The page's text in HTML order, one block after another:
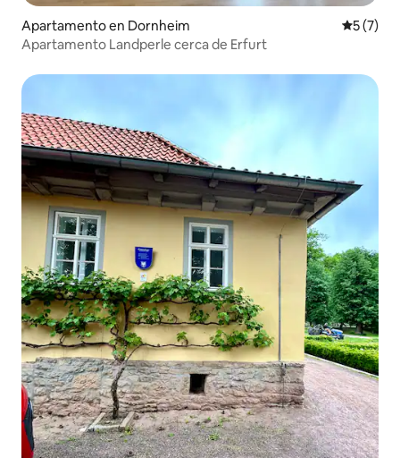
Apartamento en Dornheim
5 (7)
Apartamento Landperle cerca de Erfurt